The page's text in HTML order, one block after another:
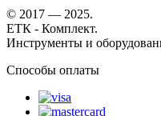
© 2017 — 2025.
ЕТК - Комплект.
Инструменты и
Способы оплаты